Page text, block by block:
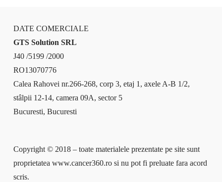
DATE COMERCIALE
GTS Solution SRL
J40 /5199 /2000
RO13070776
Calea Rahovei nr.266-268, corp 3, etaj 1, axele A-B 1/2,
stâlpii 12-14, camera 09A, sector 5
Bucuresti, Bucuresti
Copyright © 2018 – toate materialele prezentate pe site sunt
proprietatea www.cancer360.ro si nu pot fi preluate fara acord
scris.